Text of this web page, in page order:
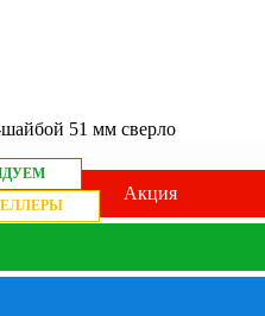
шайбой 51 мм сверло
Акция